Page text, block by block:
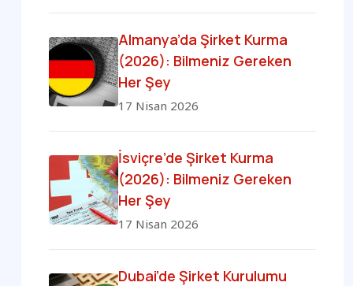
Almanya’da Şirket Kurma
(2026): Bilmeniz Gereken
Her Şey
17 Nisan 2026
İsviçre’de Şirket Kurma
(2026): Bilmeniz Gereken
Her Şey
17 Nisan 2026
Dubai’de Şirket Kurulumu